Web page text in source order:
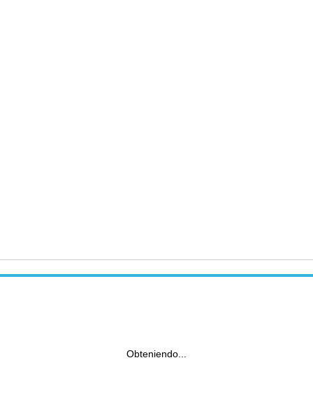
Obteniendo...